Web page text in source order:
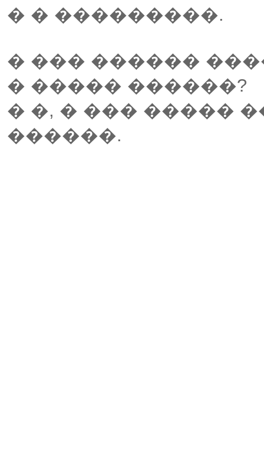
� � ���������.
� ��� ������
� ����� ������?
� �, � ��� �����
������.